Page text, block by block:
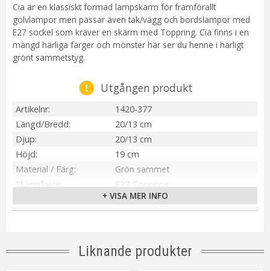
Cia är en klassiskt formad lampskärm för framförallt
golvlampor men passar även tak/vägg och bordslampor med
E27 sockel som kräver en skärm med Toppring. Cia finns i en
mängd härliga färger och mönster här ser du henne i härligt
grönt sammetstyg.
Utgången produkt
Artikelnr
1420-377
Längd/Bredd
20/13 cm
Djup
20/13 cm
Höjd
19 cm
Material / Färg
Grön sammet
Skärmfäste
E27 Toppring
Inomhus
Tillverkare
PR Home
+ VISA MER INFO
Liknande produkter